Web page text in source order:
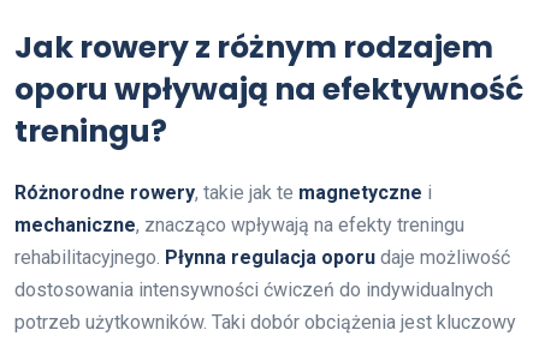
Jak rowery z różnym rodzajem
oporu wpływają na efektywność
treningu?
Różnorodne rowery, takie jak te magnetyczne i
mechaniczne, znacząco wpływają na efekty treningu
rehabilitacyjnego. Płynna regulacja oporu daje możliwość
dostosowania intensywności ćwiczeń do indywidualnych
potrzeb użytkowników. Taki dobór obciążenia jest kluczowy